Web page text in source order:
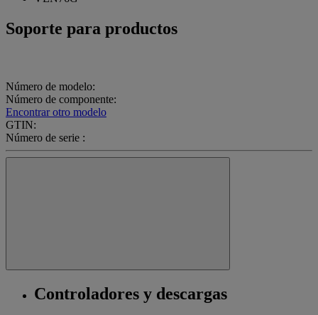
Soporte para productos
Número de modelo:
Número de componente:
Encontrar otro modelo
GTIN:
Número de serie :
Controladores y descargas